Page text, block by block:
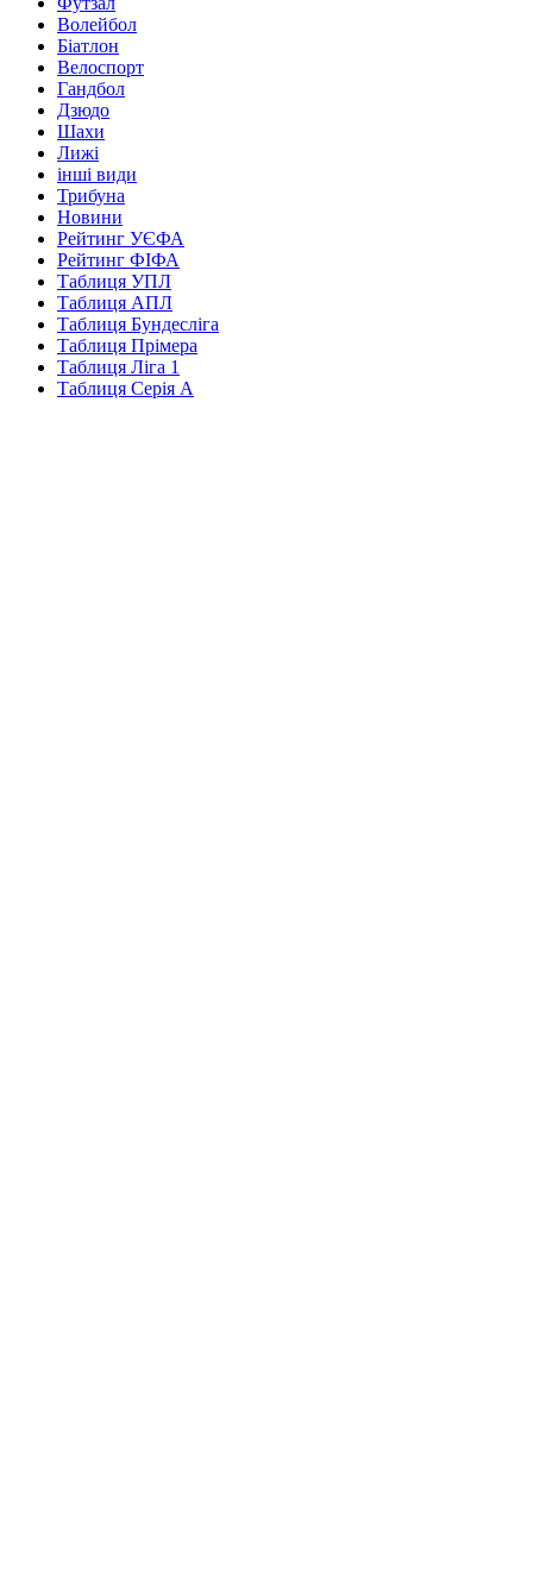
Волейбол
Біатлон
Велоспорт
Гандбол
Дзюдо
Шахи
Лижі
інші види
Трибуна
Новини
Рейтинг УЄФА
Рейтинг ФІФА
Таблиця УПЛ
Таблиця АПЛ
Таблиця Бундесліга
Таблиця Прімера
Таблиця Ліга 1
Таблиця Серія А